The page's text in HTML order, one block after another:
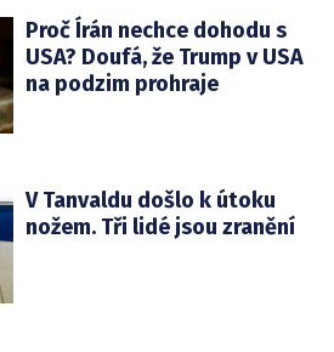
Proč Írán nechce dohodu s
USA? Doufá, že Trump v USA
na podzim prohraje
V Tanvaldu došlo k útoku
nožem. Tři lidé jsou zranění